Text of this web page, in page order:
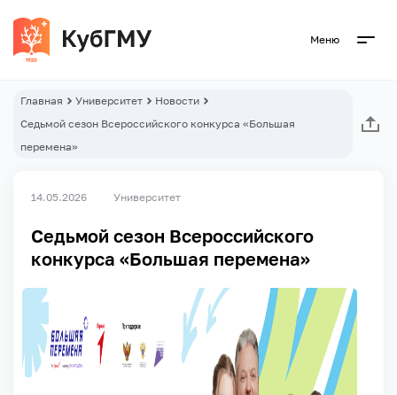
Меню
Главная Университет
Новости
Седьмой сезон Всероссийского конкурса «Большая
перемена»
14.05.2026 Университет
Седьмой сезон Всероссийского
конкурса «Большая перемена»